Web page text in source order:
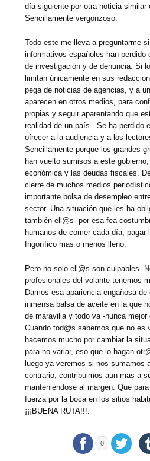
día siguiente por otra noticia similar
Sencillamente vergonzoso.
Todo este me lleva a preguntarme
informativos españoles han
de investigación y de denuncia. Si
limitan únicamente en sus
pega de noticias de agencias, y a
aparecen en otros medios, para
propias y seguir aparentando que
realidad de un país. Se ha perdido
ofrecer a la audiencia y a los
Sencillamente porque los grandes
han vuelto sumisos a este
económica y las deudas fiscales.
cierre de muchos medios
importante bolsa de desempleo
sector. Una situación que les ha
también ell@s- por esa fea
humanos de comer cada día, pagar
frigorífico mas o menos lleno.
Pero no solo ell@s son culpables.
profesionales del volante tenemos
Damos esa apariencia engañosa
inmensa balsa de aceite en la que
de maravilla y todo va -nunca mejor
Cuando tod@s sabemos que no es
hacemos mucho por cambiar la
para no variar, eso que lo hagan
luego ya veremos si nos sumamos
contrario, contribuimos aun mas a
manteniéndose al margen. Que
fuerza por la boca en los sitios
¡¡¡BUENA RUTA!!!.
0